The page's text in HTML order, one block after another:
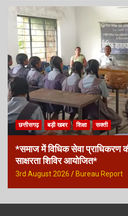
छत्तीसगढ़ बड़ी खबर शिक्षा सक्ती
*समाज में विधिक सेवा प्राधिकरण
साक्षरता शिविर आयोजित*
3rd August 2026 Bureau Report